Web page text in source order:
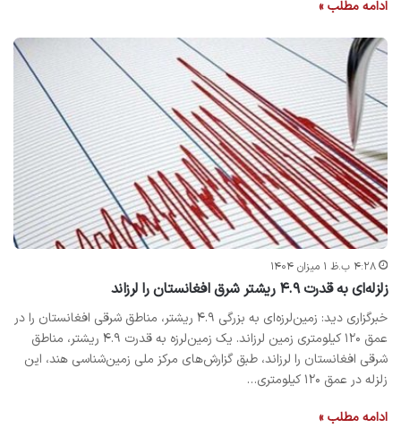
ادامه مطلب »
۴:۲۸ ب.ظ ۱ میزان ۱۴۰۴
زلزله‌ای به قدرت ۴.۹ ریشتر شرق افغانستان را لرزاند
خبرگزاری دید: زمین‌لرزه‌ای به بزرگی ۴.۹ ریشتر، مناطق شرقی افغانستان را در
عمق ۱۲۰ کیلومتری زمین لرزاند. یک زمین‌لرزه به قدرت ۴.۹ ریشتر، مناطق
شرقی افغانستان را لرزاند، طبق گزارش‌های مرکز ملی زمین‌شناسی هند، این
زلزله در عمق ۱۲۰ کیلومتری…
ادامه مطلب »